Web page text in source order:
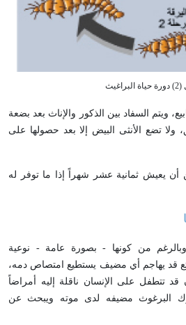
ويتم السفاد بين الذكور والإناث بعد بضعة
ولا تضع الأنثى البيض إلا بعد حصولها على
يعيش ثمانية عشر شهراً إذا ما توفر له
وبالرغم من كونها - بصورة عامة - نوعية
قد يهاجم أي مضيف يستطيع امتصاص دمه،
تتطفل على الإنسان ناقلة إليه أمراضاً
البرغوث مضيفه لدى موته ويبحث عن